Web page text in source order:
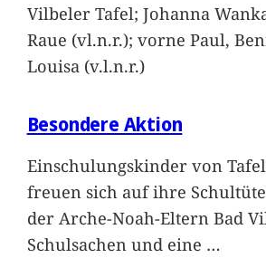
Vilbeler Tafel; Johanna
Raue (vl.n.r.); vorne Paul,
Louisa (v.l.n.r.)
Besondere Aktion
Einschulungskinder von
freuen sich auf ihre
der Arche-Noah-Eltern Bad
Schulsachen und eine …